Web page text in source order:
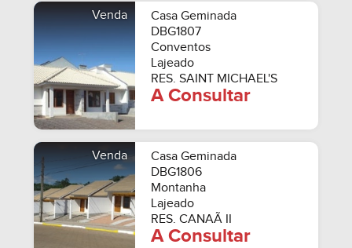
Venda
Casa Geminada
DBG1807
Conventos
Lajeado
RES. SAINT MICHAEL'S
A Consultar
Venda
Casa Geminada
DBG1806
Montanha
Lajeado
RES. CANAÃ II
A Consultar